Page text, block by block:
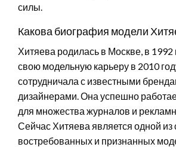
силы.
Какова биография модели
Хитяева родилась в Москве, в 1992
свою модельную карьеру в 2010
сотрудничала с известными
дизайнерами. Она успешно
для множества журналов и
Сейчас Хитяева является одной
востребованных и признанных